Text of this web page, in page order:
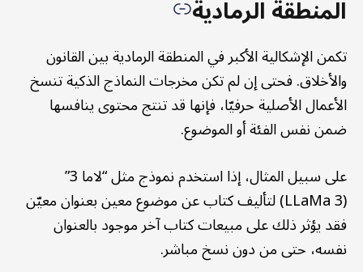
المنطقة الرمادية
تكمن الإشكالية الأكبر في المنطقة الرمادية بين القانون
والأخلاق. فحتى إن لم تكن مخرجات النماذج الذكية تنسخ
الأعمال الأصلية حرفيّا، فإنها قد تنتج محتوى ينافسها
ضمن نفس الفئة أو الموضوع.
على سبيل المثال، إذا استخدم نموذج مثل “لاما 3”
(LLaMa 3) لتأليف كتاب عن موضوع معين بعنوان معيّن
فقد يؤثر ذلك على مبيعات كتاب آخر موجود بالعنوان
نفسه، حتى من دون نسخ مباشر.